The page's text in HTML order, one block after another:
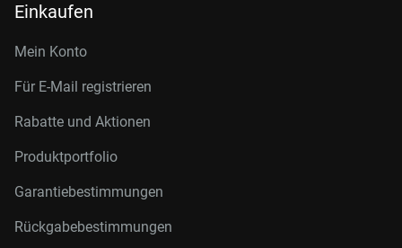
Einkaufen
Mein Konto
Für E-Mail registrieren
Rabatte und Aktionen
Produktportfolio
Garantiebestimmungen
Rückgabebestimmungen